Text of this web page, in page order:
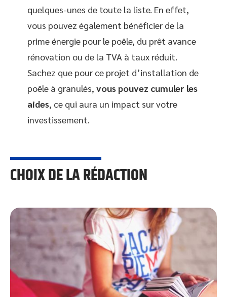
quelques-unes de toute la liste. En effet,
vous pouvez également bénéficier de la
prime énergie pour le poêle, du prêt avance
rénovation ou de la TVA à taux réduit.
Sachez que pour ce projet d’installation de
poêle à granulés, vous pouvez cumuler les
aides, ce qui aura un impact sur votre
investissement.
CHOIX DE LA RÉDACTION